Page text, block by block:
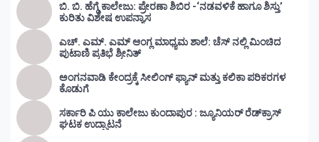
ಬಿ. ಬಿ. ಹೆಗ್ಡೆ ಕಾಲೇಜು: ಪ್ರೇರಣಾ ಶಿಬಿರ -‘ನಡವಳಿಕೆ ಹಾಗೂ ಶಿಸ್ತು’
ಕುರಿತು ವಿಶೇಷ ಉಪನ್ಯಾಸ
ಎಚ್. ಎಮ್. ಎಮ್ ಆಂಗ್ಲ ಮಾಧ್ಯಮ ಶಾಲೆ: ಚೆಸ್ ನಲ್ಲಿ ಮಿಂಚಿದ
ಪುಟಾಣಿ ಪ್ರತಿಭೆ ಶ್ರೀನಿತ್
ಅಂಗನವಾಡಿ ಕೇಂದ್ರಕ್ಕೆ ಸೀಲಿಂಗ್ ಫ್ಯಾನ್ ಮತ್ತು ಕಲಿಕಾ ಪರಿಕರಗಳ
ಕೊಡುಗೆ
ಸರ್ಕಾರಿ ಪಿ ಯು ಕಾಲೇಜು ಕುಂದಾಪುರ : ಜ್ಯೂನಿಯರ್‌ ರೆಡ್‌ಕ್ರಾಸ್‌
ಘಟಕ ಉದ್ಘಾಟನೆ